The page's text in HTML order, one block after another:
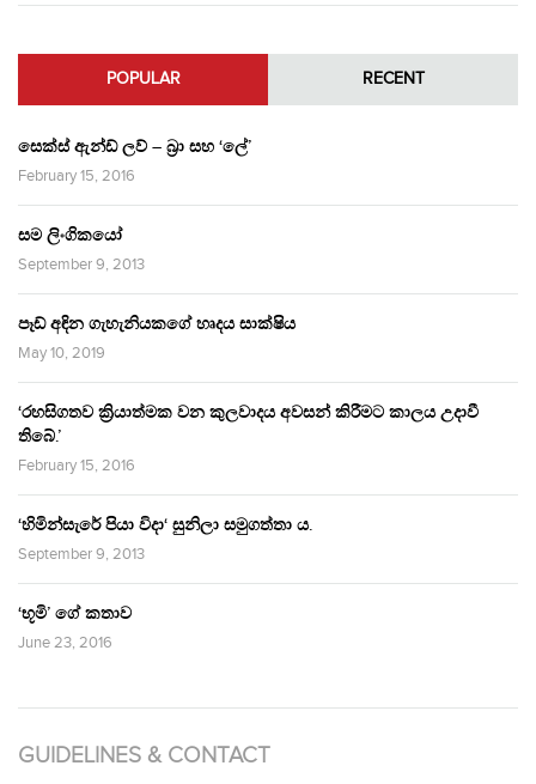
POPULAR RECENT
සෙක්ස් ඇන්ඩ් ලව් – බ්‍රා සහ ‘ලේ’
February 15, 2016
සම ලිංගිකයෝ
September 9, 2013
පෑඩ් අඳින ගැහැනියකගේ හෘදය සාක්ෂිය
May 10, 2019
‘රහසිගතව ක්‍රියාත්මක වන කුලවාදය අවසන් කිරීමට කාලය උදාවී
තිබේ.’
February 15, 2016
‘හිමින්සැරේ පියා විදා‘ සුනිලා සමුගත්තා ය.
September 9, 2013
‘භූමි’ ගේ කතාව
June 23, 2016
GUIDELINES & CONTACT